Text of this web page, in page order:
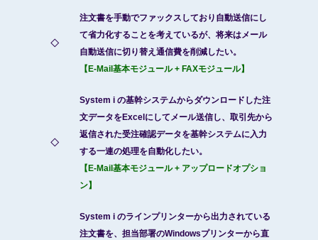
◇
注文書を手動でファックスしており自動送信にし
て省力化することを考えているが、将来はメール
自動送信に切り替え通信費を削減したい。
【E-Mail基本モジュール + FAXモジュール】
◇
System i の基幹システムからダウンロードした注
文データをExcelにしてメール送信し、取引先から
返信された受注確認データを基幹システムに入力
する一連の処理を自動化したい。
【E-Mail基本モジュール + アップロードオプショ
ン】
System i のラインプリンターから出力されている
注文書を、担当部署のWindowsプリンターから直